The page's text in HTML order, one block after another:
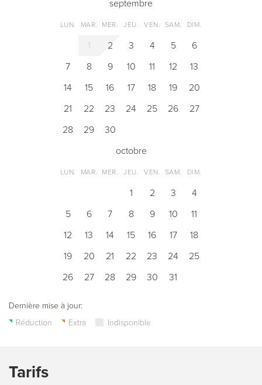
septembre
LUN. MAR. MER. JEU. VEN. SAM. DIM.
1 2 3 4 5
6
7
8 9 10 11 12
13
14
15 16 17 18 19
20
21
22 23 24 25 26
27
28
29
30
octobre
LUN. MAR. MER. JEU. VEN. SAM. DIM.
1 2 3
4
5
6 7 8 9 10
11
12
13 14 15 16 17
18
19
20 21 22 23 24
25
26
27 28 29 30 31
Dernière mise à jour:
Réduction
Extra Indisponible
Tarifs